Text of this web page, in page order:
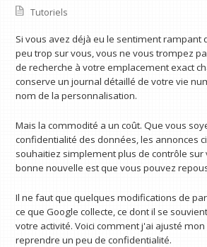
Tutoriels
Si vous avez déjà eu le sentiment rampant
peu trop sur vous, vous ne vous trompez
de recherche à votre emplacement exact
conserve un journal détaillé de votre vie
nom de la personnalisation.
Mais la commodité a un coût. Que vous
confidentialité des données, les annonces
souhaitiez simplement plus de contrôle
bonne nouvelle est que vous pouvez
Il ne faut que quelques modifications de
ce que Google collecte, ce dont il se
votre activité. Voici comment j'ai ajusté
reprendre un peu de confidentialité.